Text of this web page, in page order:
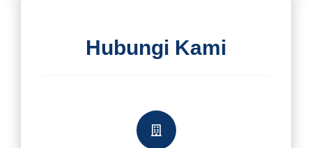
Hubungi Kami